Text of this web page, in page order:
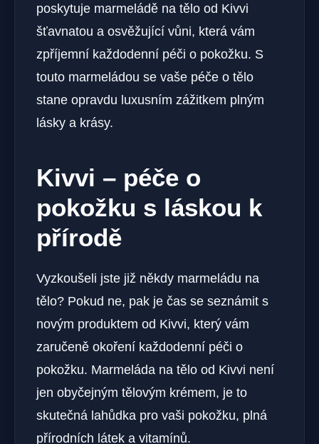
poskytuje marmeládě na tělo od Kivvi
šťavnatou a osvěžující vůni, která vám
zpříjemní každodenní péči o pokožku. S
touto marmeládou se vaše péče o tělo
stane opravdu luxusním zážitkem plným
lásky a krásy.
Kivvi – péče o
pokožku s láskou k
přírodě
Vyzkoušeli jste již někdy marmeládu na
tělo? Pokud ne, pak je čas se seznámit s
novým produktem od Kivvi, který vám
zaručeně okoření každodenní péči o
pokožku. Marmeláda na tělo od Kivvi není
jen obyčejným tělovým krémem, je to
skutečná lahůdka pro vaši pokožku, plná
přírodních látek a vitamínů.